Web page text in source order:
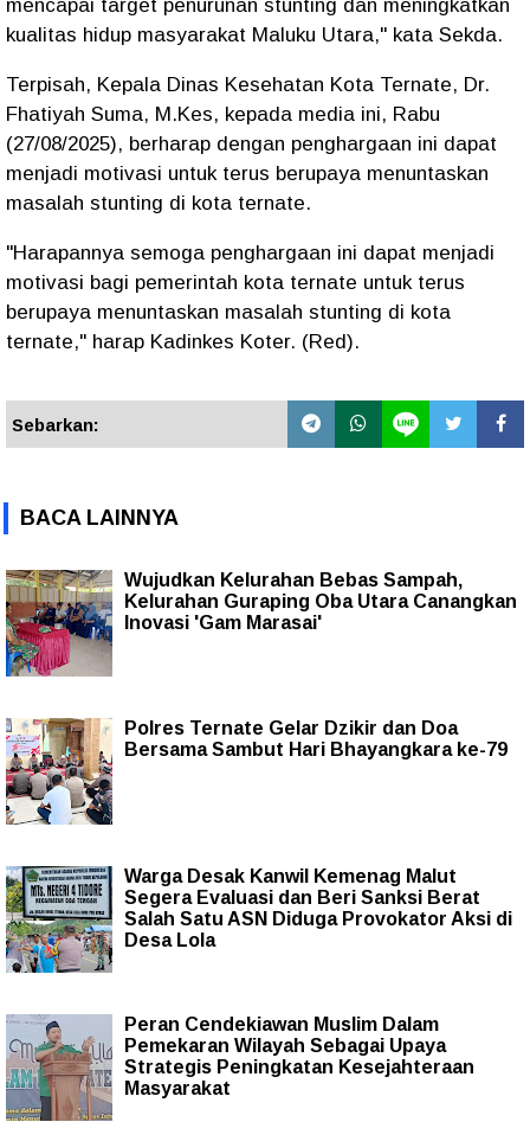
mencapai target penurunan stunting dan meningkatkan
kualitas hidup masyarakat Maluku Utara," kata Sekda.
Terpisah, Kepala Dinas Kesehatan Kota Ternate, Dr.
Fhatiyah Suma, M.Kes, kepada media ini, Rabu
(27/08/2025), berharap dengan penghargaan ini dapat
menjadi motivasi untuk terus berupaya menuntaskan
masalah stunting di kota ternate.
"Harapannya semoga penghargaan ini dapat menjadi
motivasi bagi pemerintah kota ternate untuk terus
berupaya menuntaskan masalah stunting di kota
ternate," harap Kadinkes Koter. (Red).
Sebarkan:
BACA LAINNYA
Wujudkan Kelurahan Bebas Sampah,
Kelurahan Guraping Oba Utara Canangkan
Inovasi 'Gam Marasai'
Polres Ternate Gelar Dzikir dan Doa
Bersama Sambut Hari Bhayangkara ke-79
Warga Desak Kanwil Kemenag Malut
Segera Evaluasi dan Beri Sanksi Berat
Salah Satu ASN Diduga Provokator Aksi di
Desa Lola
Peran Cendekiawan Muslim Dalam
Pemekaran Wilayah Sebagai Upaya
Strategis Peningkatan Kesejahteraan
Masyarakat